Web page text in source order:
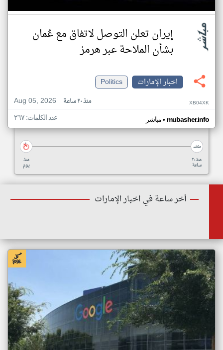
إيران تعلن التوصل لاتفاق مع عُمان
بشأن الملاحة عبر هرمز
اخبار الإمارات
Politics
Aug 05, 2026
منذ ٢٠ ساعة XB04XK
مباشر• mubasher.info عدد الكلمات: ٢٦٧
منذ
يوم
منذ ٢٠
ساعة
أخر ساعة في اخبار الإمارات